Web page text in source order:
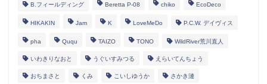
B.フィールディング Beretta P-08 chiko EcoDeco
HIKAKIN Jam K LoveMeDo P.C.W. デイヴィス
pha Ququ TAIZO TONO WildRiver荒川直人
いわきりなおと うぐいすみつる えらいてんちょう
おちまさと くみ こいしゆうか さかき漣